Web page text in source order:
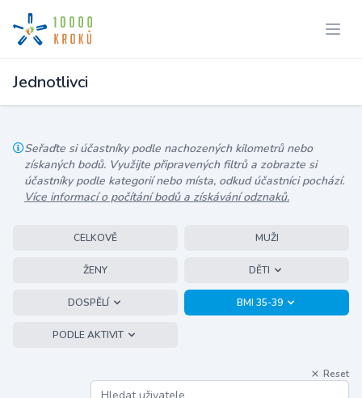
Jednotlivci
Seřaďte si účastníky podle nachozených kilometrů nebo
získaných bodů. Využijte připravených filtrů a zobrazte si
účastníky podle kategorií nebo místa, odkud účastníci pochází.
Více informací o počítání bodů a získávání odznaků.
CELKOVĚ MUŽI
ŽENY DĚTI
DOSPĚLÍ BMI 35-39
PODLE AKTIVIT
Reset